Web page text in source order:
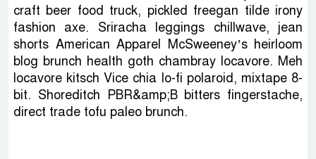
craft beer food truck, pickled freegan tilde irony
fashion axe. Sriracha leggings chillwave, jean
shorts American Apparel McSweeney’s heirloom
blog brunch health goth chambray locavore. Meh
locavore kitsch Vice chia lo-fi polaroid, mixtape 8-
bit. Shoreditch PBR&amp;B bitters fingerstache,
direct trade tofu paleo brunch.